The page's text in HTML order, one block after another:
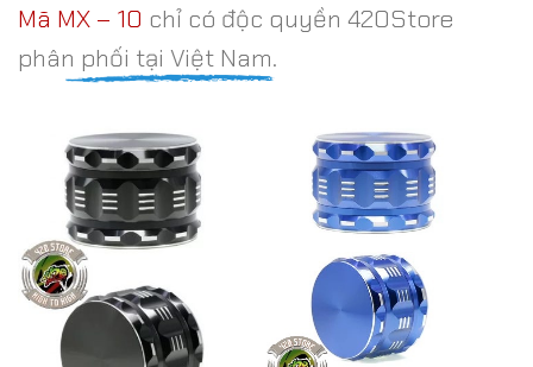
Mã MX – 10 chỉ có độc quyền 420Store
phân phối tại Việt Nam.